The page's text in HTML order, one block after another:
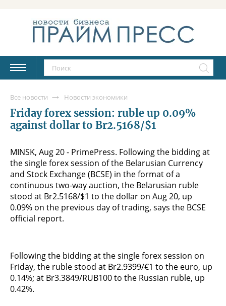
Все новости Новости экономики
Friday forex session: ruble up 0.09%
against dollar to Br2.5168/$1
MINSK, Aug 20 - PrimePress. Following the bidding at
the single forex session of the Belarusian Currency
and Stock Exchange (BCSE) in the format of a
continuous two-way auction, the Belarusian ruble
stood at Br2.5168/$1 to the dollar on Aug 20, up
0.09% on the previous day of trading, says the BCSE
official report.
Following the bidding at the single forex session on
Friday, the ruble stood at Br2.9399/€1 to the euro, up
0.14%; at Br3.3849/RUB100 to the Russian ruble, up
0.42%.